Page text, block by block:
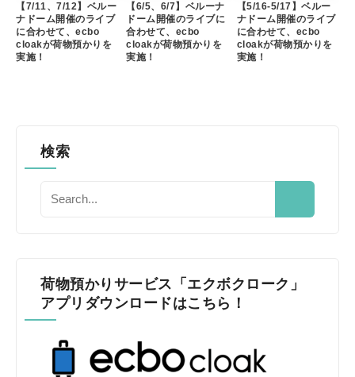
【7/11、7/12】ベルー
ナドーム開催のライブ
に合わせて、ecbo
cloakが荷物預かりを
実施！
【6/5、6/7】ベルーナ
ドーム開催のライブに
合わせて、ecbo
cloakが荷物預かりを
実施！
【5/16-5/17】ベルー
ナドーム開催のライブ
に合わせて、ecbo
cloakが荷物預かりを
実施！
検索
荷物預かりサービス「エクボクローク」
アプリダウンロードはこちら！